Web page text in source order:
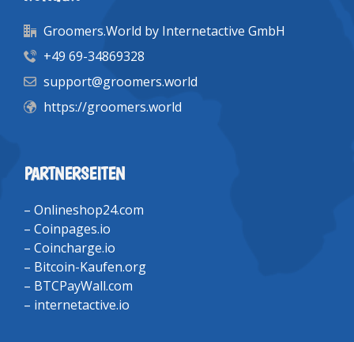
Groomers.World by Internetactive GmbH
+49 69-34869328
support@groomers.world
https://groomers.world
PARTNERSEITEN
– Onlineshop24.com
– Coinpages.io
– Coincharge.io
– Bitcoin-Kaufen.org
– BTCPayWall.com
– internetactive.io